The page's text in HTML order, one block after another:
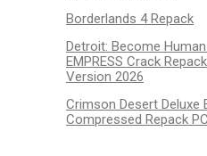
Borderlands 4 Repack
Detroit: Become
EMPRESS Crack
Version 2026
Crimson Desert Deluxe
Compressed Repack